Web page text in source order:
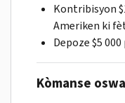
Kontribisyon
Ameriken ki
Depoze $5
Kòmanse